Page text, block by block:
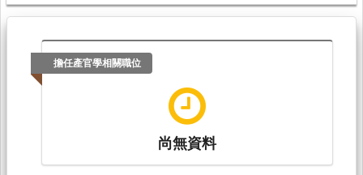
擔任產官學相關職位
尚無資料